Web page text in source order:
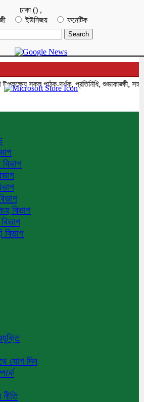
ঢাকা () ,
ইউনিজয় ফনেটিক
সকল পাঠক-দর্শক, প্রতিনিধি, শুভাকাঙ্ক্ষী,
বিভাগ
বিভাগ
বিভাগ
যোগ দিন